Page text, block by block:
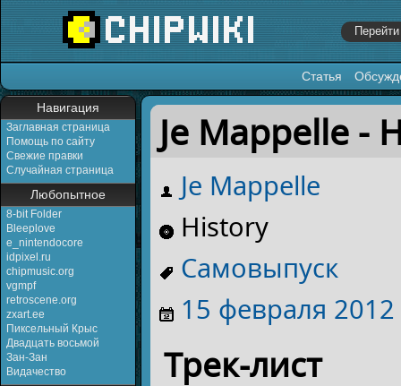
Статья
Навигация
Заглавная страница
Помощь по сайту
Свежие правки
Случайная страница
Любопытное
8-bit Folder
Bleeplove
e_nintendocore
idpixel.ru
chipmusic.org
vgmpf
retroscene.org
zxart.ee
Пиксельный Крыс
Двадцать восьмой
Зан-Зан
Видачество
Перейти к:навигация,поиск
Je Mappelle -
Je Mappelle
History
Самовыпуск
15 февраля 2012
Трек-лист